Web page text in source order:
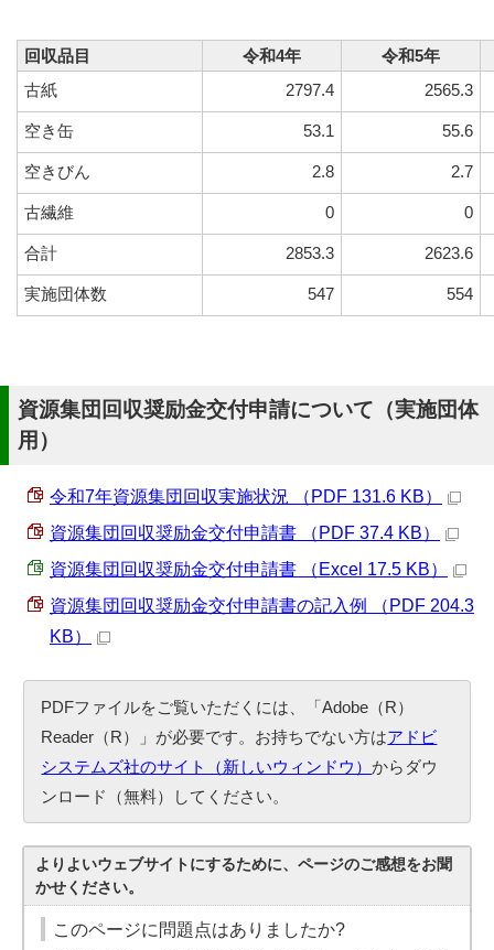
回収品目 令和4年
令和5年
古紙
2797.4 2565.3
空き缶 53.1 55.6
空きびん 2.8 2.7
古繊維 0 0
合計 2853.3 2623.6
実施団体数 547 554
資源集団回収奨励金交付申請について（実施団体
用）
令和7年資源集団回収実施状況 （PDF 131.6 KB）
資源集団回収奨励金交付申請書 （PDF 37.4 KB）
資源集団回収奨励金交付申請書 （Excel 17.5 KB）
資源集団回収奨励金交付申請書の記入例 （PDF 204.3
KB）
PDFファイルをご覧いただくには、「Adobe（R）
Reader（R）」が必要です。お持ちでない方はアドビ
システムズ社のサイト（新しいウィンドウ）からダウ
ンロード（無料）してください。
よりよいウェブサイトにするために、ページのご感想をお聞
かせください。
このページに問題点はありましたか?